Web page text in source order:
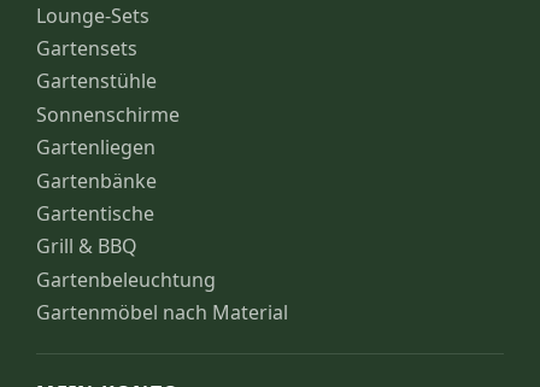
Lounge-Sets
Gartensets
Gartenstühle
Sonnenschirme
Gartenliegen
Gartenbänke
Gartentische
Grill & BBQ
Gartenbeleuchtung
Gartenmöbel nach Material